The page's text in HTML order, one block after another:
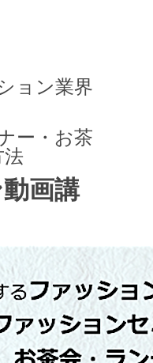
ョン業界
ー・お茶
法
画講